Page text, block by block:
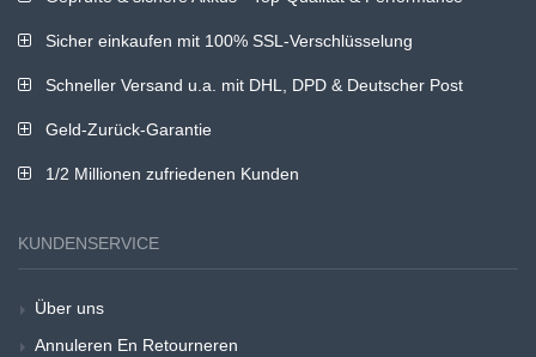
Sicher einkaufen mit 100% SSL-Verschlüsselung
Schneller Versand u.a. mit DHL, DPD & Deutscher Post
Geld-Zurück-Garantie
1/2 Millionen zufriedenen Kunden
KUNDENSERVICE
Über uns
Annuleren En Retourneren